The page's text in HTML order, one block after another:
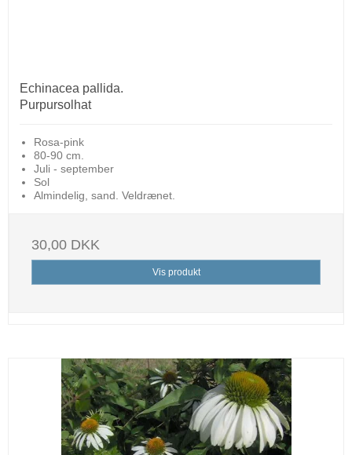
Echinacea pallida.
Purpursolhat
Rosa-pink
80-90 cm.
Juli - september
Sol
Almindelig, sand. Veldrænet.
30,00 DKK
Vis produkt